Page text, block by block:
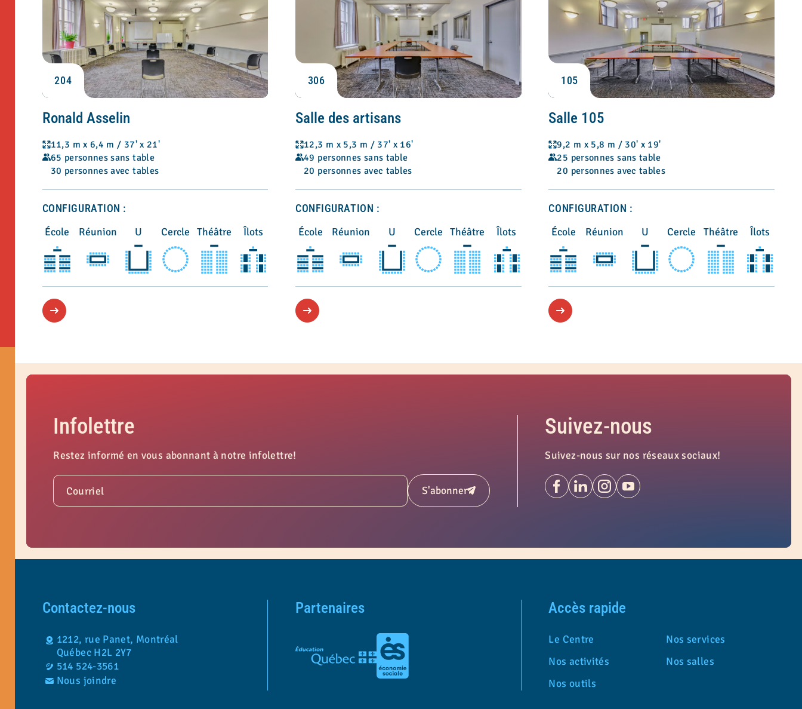
204
Ronald Asselin
11,3 m x 6,4 m / 37' x 21'
65 personnes sans table
30 personnes avec tables
CONFIGURATION :
École
Réunion U Cercle Théâtre Îlots
306
Salle des artisans
12,3 m x 5,3 m / 37' x 16'
49 personnes sans table
20 personnes avec tables
CONFIGURATION :
École
Réunion U Cercle Théâtre Îlots
105
Salle 105
9,2 m x 5,8 m / 30' x 19'
25 personnes sans table
20 personnes avec tables
CONFIGURATION :
École
Réunion U Cercle Théâtre Îlots
Infolettre
Restez informé en vous abonnant à notre infolettre!
Courriel S'abonnerSoumettre
Suivez-nous
Suivez-nous sur nos réseaux sociaux!
Contactez-nous
1212, rue Panet, Montréal
Québec H2L 2Y7
514 524-3561
Nous joindre
Partenaires Accès rapide
Le Centre
Nos services
Nos activités
Nos salles
Nos outils